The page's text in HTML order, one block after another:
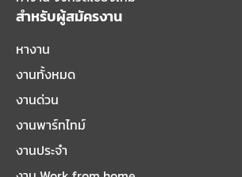
สำหรับผู้สมัครงาน
หางาน
งานทั้งหมด
งานด่วน
งานพาร์ทไทม์
งานประจำ